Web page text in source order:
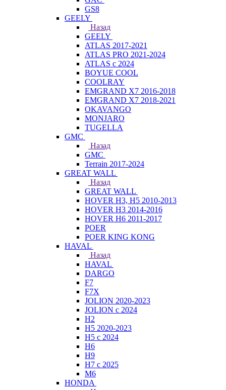
GS8
GEELY
Назад
GEELY
ATLAS 2017-2021
ATLAS PRO 2021-2024
ATLAS с 2024
BOYUE COOL
COOLRAY
EMGRAND X7 2016-2018
EMGRAND X7 2018-2021
OKAVANGO
MONJARO
TUGELLA
GMC
Назад
GMC
Terrain 2017-2024
GREAT WALL
Назад
GREAT WALL
HOVER H3, H5 2010-2013
HOVER H3 2014-2016
HOVER H6 2011-2017
POER
POER KING KONG
HAVAL
Назад
HAVAL
DARGO
F7
F7X
JOLION 2020-2023
JOLION с 2024
H2
H5 2020-2023
H5 с 2024
H6
H9
H7 с 2025
M6
HONDA